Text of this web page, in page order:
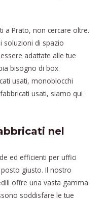
a Prato, non cercare oltre.
soluzioni di spazio
adattate alle tue
bisogno di box
usati, monoblocchi
usati, siamo qui
nel
ed efficienti per uffici
giusto. Il nostro
offre una vasta gamma
soddisfare le tue